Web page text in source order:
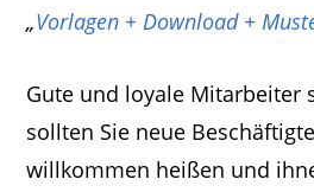
„Vorlagen + Download +
Gute und loyale Mitarbeiter
sollten Sie neue
willkommen heißen und